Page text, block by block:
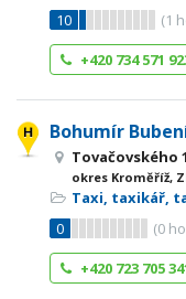
10
(1
+420 734 571
Bohumír
Tovačovského
okres Kroměříž,
Taxi, taxikář,
0
(0
+420 723 705